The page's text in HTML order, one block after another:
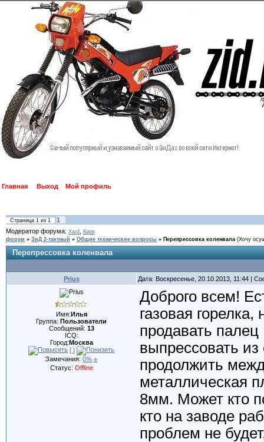
Главная Выход Мой профиль
Страница 1из 1
1
Модератор форума: Xard,
Киря
форум » ЗиД 2-тактный » Общие технические вопросы » Перепрессовка коленвала (Хочу
Перепрессовка коленвала
Prius Дата: Воскресенье, 20.10.2013, 11:44 |
Имя:Илья
Группа:Пользователи
Сообщений: 13
ICQ:
Город:Москва
[ ]
Замечания:0% ±
Статус: Offline
Доброго всем!
газовая
продавать
выпрессовать из
продолжить
металлическая
8мм. Может кто
кто на заводе
проблем не